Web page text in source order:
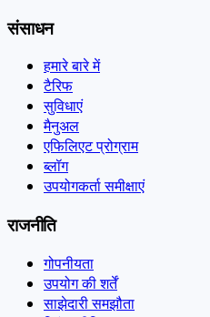
संसाधन
हमारे बारे में
टैरिफ
सुविधाएं
मैनुअल
एफिलिएट प्रोग्राम
ब्लॉग
उपयोगकर्ता समीक्षाएं
राजनीति
गोपनीयता
उपयोग की शर्तें
साझेदारी समझौता